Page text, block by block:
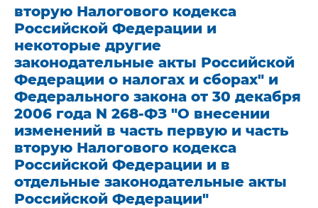
вторую Налогового кодекса
Российской Федерации и
некоторые другие
законодательные акты Российской
Федерации о налогах и сборах" и
Федерального закона от 30 декабря
2006 года N 268-ФЗ "О внесении
изменений в часть первую и часть
вторую Налогового кодекса
Российской Федерации и в
отдельные законодательные акты
Российской Федерации"